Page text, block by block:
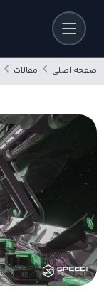
صفحه اصلی مقالات